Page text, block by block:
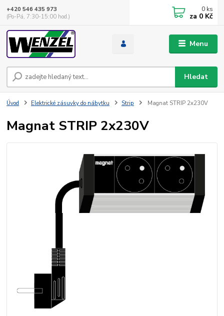
Menu
Hledat
+420 546 435 973
(Po-Pá, 7:30-15:00 hod.)
0 ks
za 0 Kč
Úvod Elektrické zásuvky do nábytku Strip Magnat STRIP 2x230V
Magnat STRIP 2x230V